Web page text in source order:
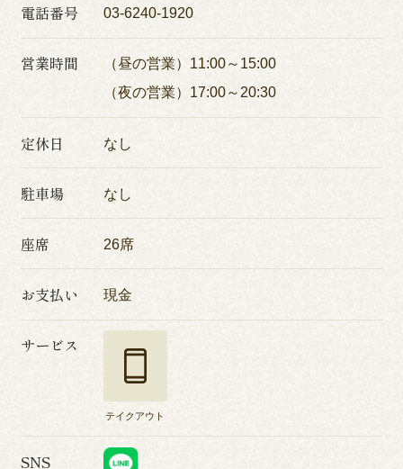
電話番号 03-6240-1920
営業時間
（昼の営業）11:00～15:00
（夜の営業）17:00～20:30
定休日 なし
駐車場 なし
座席 26席
お支払い 現金
サービス
テイクアウト
SNS